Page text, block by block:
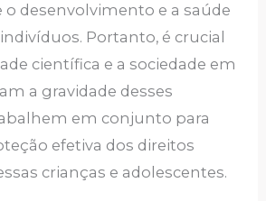
desenvolvimento e a saúde
Portanto, é crucial
científica e a sociedade em
a gravidade desses
em conjunto para
efetiva dos direitos
crianças e adolescentes.